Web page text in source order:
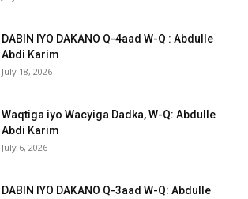
DABIN IYO DAKANO Q-4aad W-Q : Abdulle
Abdi Karim
July 18, 2026
Waqtiga iyo Wacyiga Dadka, W-Q: Abdulle
Abdi Karim
July 6, 2026
DABIN IYO DAKANO Q-3aad W-Q: Abdulle